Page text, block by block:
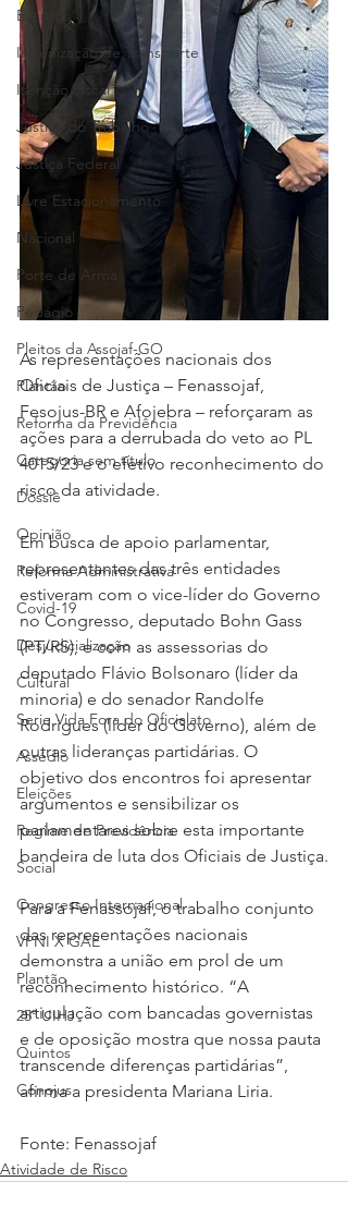
Eventos
Indenização de Transporte
Isenção Fiscal
Justiça do Trabalho
Justiça Federal
Livre Estacionamento
Nacional
Porte de Arma
Pedágio
Pleitos da Assojaf-GO
Plantão
Reforma da Previdência
Categoria sem título
Dossiê
Opinião
Reforma Administrativa
Covid-19
Desjudicialização
Cultural
Serie Vida Fora do Oficialato
Assédio
Eleições
Regime de Previdência
Social
Congresso Internacional
VPNI X GAE
Plantão
25º UIHJ
Quintos
Conojus
As representações nacionais dos
Oficiais de Justiça – Fenassojaf,
Fesojus-BR e Afojebra – reforçaram as
ações para a derrubada do veto ao PL
4015/23 e o efetivo reconhecimento do
risco da atividade.
Em busca de apoio parlamentar,
representantes das três entidades
estiveram com o vice-líder do Governo
no Congresso, deputado Bohn Gass
(PT/RS), e com as assessorias do
deputado Flávio Bolsonaro (líder da
minoria) e do senador Randolfe
Rodrigues (líder do Governo), além de
outras lideranças partidárias. O
objetivo dos encontros foi apresentar
argumentos e sensibilizar os
parlamentares sobre esta importante
bandeira de luta dos Oficiais de Justiça.
Para a Fenassojaf, o trabalho conjunto
das representações nacionais
demonstra a união em prol de um
reconhecimento histórico. “A
articulação com bancadas governistas
e de oposição mostra que nossa pauta
transcende diferenças partidárias”,
afirma a presidenta Mariana Liria.
Fonte: Fenassojaf
Atividade de Risco